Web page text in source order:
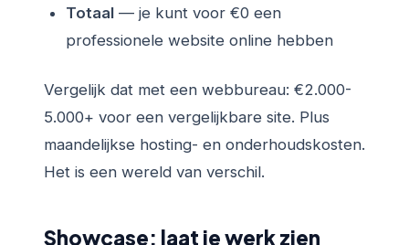
Totaal — je kunt voor €0 een
professionele website online hebben
Vergelijk dat met een webbureau: €2.000-
5.000+ voor een vergelijkbare site. Plus
maandelijkse hosting- en onderhoudskosten.
Het is een wereld van verschil.
Showcase: laat je werk zien